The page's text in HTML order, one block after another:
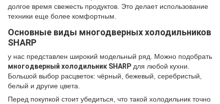
долгое время свежесть продуктов. Это делает использование
техники еще более комфортным.
Основные виды многодверных холодильников
SHARP
у нас представлен широкий модельный ряд. Можно подобрать
многодверный холодильник SHARP для любой кухни.
Большой выбор расцветок: чёрный, бежевый, серебристый,
белый и другие цвета.
Перед покупкой стоит убедиться, что такой холодильник точно